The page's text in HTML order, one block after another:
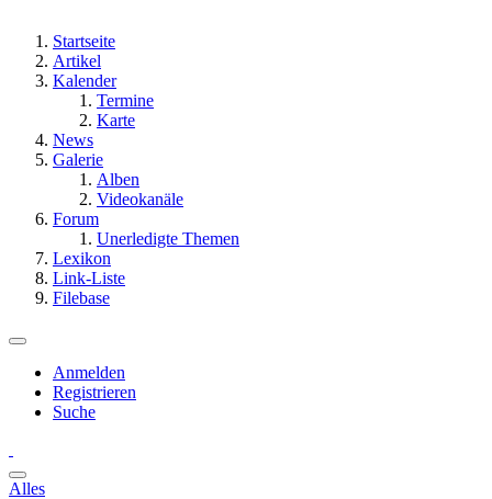
Startseite
Artikel
Kalender
Termine
Karte
News
Galerie
Alben
Videokanäle
Forum
Unerledigte Themen
Lexikon
Link-Liste
Filebase
Anmelden
Registrieren
Suche
Alles